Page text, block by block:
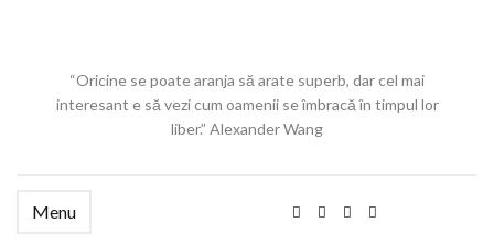
“Oricine se poate aranja să arate superb, dar cel mai
interesant e să vezi cum oamenii se îmbracă în timpul lor
liber.” Alexander Wang
Menu